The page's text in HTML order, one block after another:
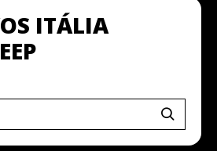
ITÁLIA